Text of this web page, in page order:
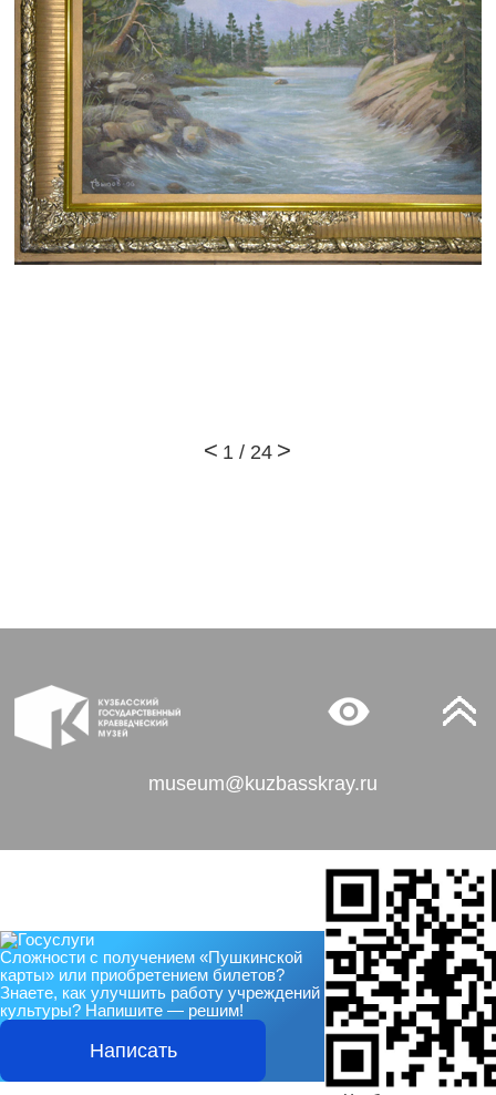
1 / 24
museum@kuzbasskray.ru
Сложности с получением «Пушкинской
карты» или приобретением билетов?
Знаете, как улучшить работу учреждений
культуры? Напишите — решим!
Написать